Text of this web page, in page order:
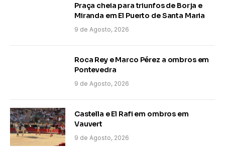
Praça cheia para triunfos de Borja e
Miranda em El Puerto de Santa Maria
9 de Agosto, 2026
Roca Rey e Marco Pérez a ombros em
Pontevedra
9 de Agosto, 2026
Castella e El Rafi em ombros em
Vauvert
9 de Agosto, 2026